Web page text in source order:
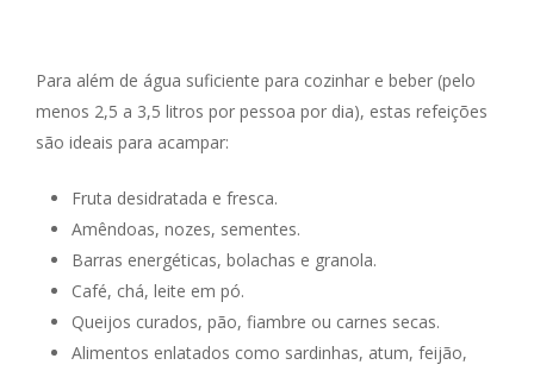
Para além de água suficiente para cozinhar e beber (pelo
menos 2,5 a 3,5 litros por pessoa por dia), estas refeições
são ideais para acampar:
Fruta desidratada e fresca.
Amêndoas, nozes, sementes.
Barras energéticas, bolachas e granola.
Café, chá, leite em pó.
Queijos curados, pão, fiambre ou carnes secas.
Alimentos enlatados como sardinhas, atum, feijão,